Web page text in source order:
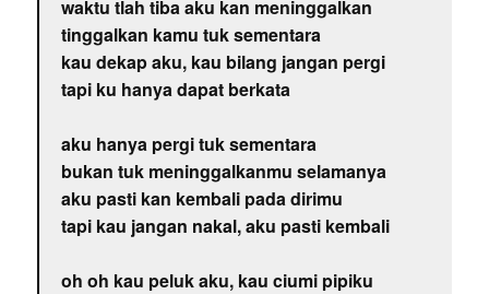
waktu tlah tiba aku kan meninggalkan
tinggalkan kamu tuk sementara
kau dekap aku, kau bilang jangan pergi
tapi ku hanya dapat berkata
aku hanya pergi tuk sementara
bukan tuk meninggalkanmu selamanya
aku pasti kan kembali pada dirimu
tapi kau jangan nakal, aku pasti kembali
oh oh kau peluk aku, kau ciumi pipiku